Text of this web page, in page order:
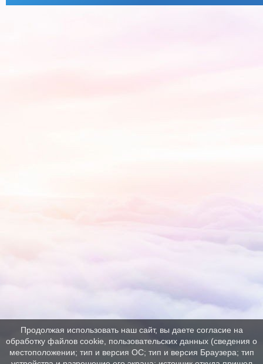
Продолжая использовать наш сайт, вы даете согласие на
обработку файлов cookie, пользовательских данных (сведения о
местоположении; тип и версия ОС; тип и версия Браузера; тип